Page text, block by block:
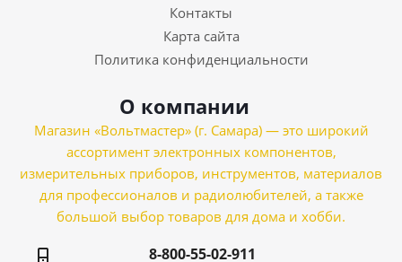
Контакты
Карта сайта
Политика конфиденциальности
О компании
Магазин «Вольтмастер» (г. Самара) — это широкий
ассортимент электронных компонентов,
измерительных приборов, инструментов, материалов
для профессионалов и радиолюбителей, а также
большой выбор товаров для дома и хобби.
8-800-55-02-911